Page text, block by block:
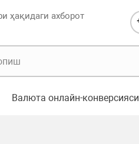
ҳақидаги ахборот
Валюта онлайн-конверсияси